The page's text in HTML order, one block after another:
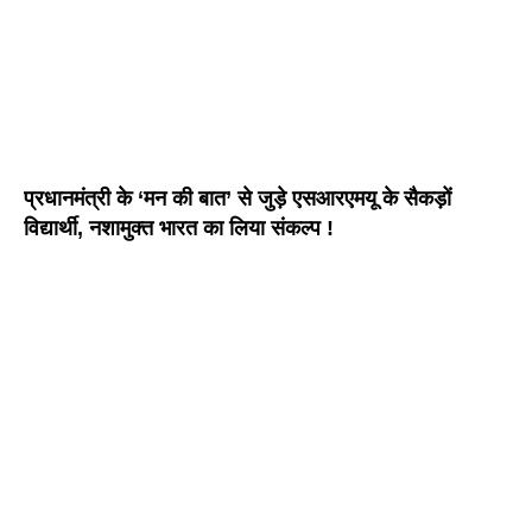
प्रधानमंत्री के ‘मन की बात’ से जुड़े एसआरएमयू के सैकड़ों
विद्यार्थी, नशामुक्त भारत का लिया संकल्प !